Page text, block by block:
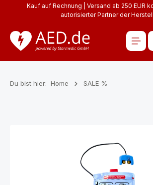
Zum Hauptinhalt springen
Kauf auf Rechnung | Versand ab 250 EUR
autorisierter Partner der
Du bist hier: Home SALE %